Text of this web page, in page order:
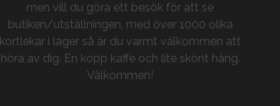
men vill du göra ett besök för att se
butiken/utställningen, med över 1000 olika
kortlekar i lager så är du varmt välkommen att
höra av dig. En kopp kaffe och lite skönt häng.
Välkommen!